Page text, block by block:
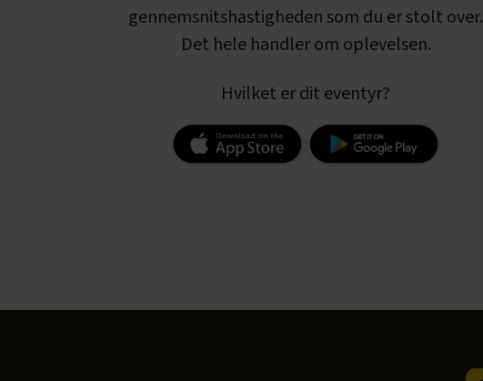
gennemsnitshastigheden som du er stolt over.
Det hele handler om oplevelsen.
Hvilket er dit eventyr?